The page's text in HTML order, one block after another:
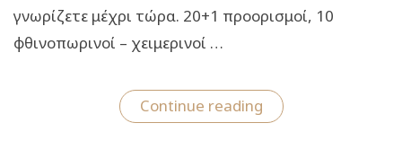
γνωρίζετε μέχρι τώρα. 20+1 προορισμοί, 10
φθινοπωρινοί – χειμερινοί …
Continue reading“Το
«12